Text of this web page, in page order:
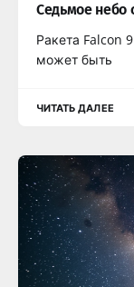
Седьмое небо
Ракета Falcon
может быть
ЧИТАТЬ ДАЛЕЕ